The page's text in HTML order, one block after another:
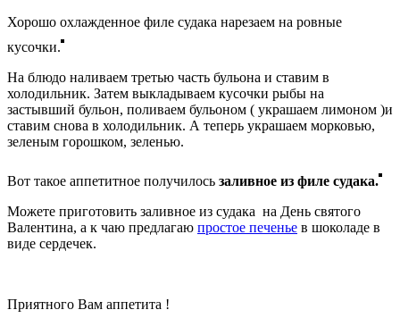
Хорошо охлажденное филе судака нарезаем на ровные
кусочки.
На блюдо наливаем третью часть бульона и ставим в
холодильник. Затем выкладываем кусочки рыбы на
застывший бульон, поливаем бульоном ( украшаем лимоном )и
ставим снова в холодильник. А теперь украшаем морковью,
зеленым горошком, зеленью.
Вот такое аппетитное получилось заливное из филе судака.
Можете приготовить заливное из судака на День святого
Валентина, а к чаю предлагаю простое печенье в шоколаде в
виде сердечек.
Приятного Вам аппетита !